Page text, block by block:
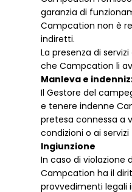
garanzia di
Campcation non è
indiretti.
La presenza di
che Campcation li
Manleva e
Il Gestore del
e tenere indenne
pretesa connessa a
condizioni o ai servizi
Ingiunzione
In caso di violazione
Campcation ha il
provvedimenti legali